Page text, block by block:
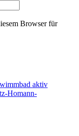
Browser für
aktiv
Homann-